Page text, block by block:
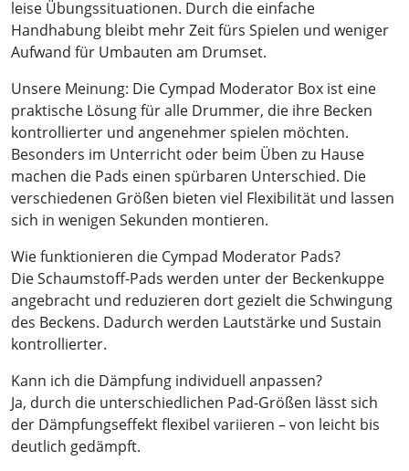
leise Übungssituationen. Durch die einfache
Handhabung bleibt mehr Zeit fürs Spielen und weniger
Aufwand für Umbauten am Drumset.
Unsere Meinung: Die Cympad Moderator Box ist eine
praktische Lösung für alle Drummer, die ihre Becken
kontrollierter und angenehmer spielen möchten.
Besonders im Unterricht oder beim Üben zu Hause
machen die Pads einen spürbaren Unterschied. Die
verschiedenen Größen bieten viel Flexibilität und lassen
sich in wenigen Sekunden montieren.
Wie funktionieren die Cympad Moderator Pads?
Die Schaumstoff-Pads werden unter der Beckenkuppe
angebracht und reduzieren dort gezielt die Schwingung
des Beckens. Dadurch werden Lautstärke und Sustain
kontrollierter.
Kann ich die Dämpfung individuell anpassen?
Ja, durch die unterschiedlichen Pad-Größen lässt sich
der Dämpfungseffekt flexibel variieren – von leicht bis
deutlich gedämpft.